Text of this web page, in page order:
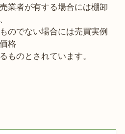
業者が有する場合には棚卸
のでない場合には売買実例
格
ものとされています。